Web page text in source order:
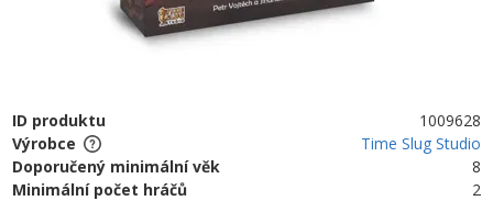
ID produktu
1009628
Výrobce
Time Slug Studio
Doporučený minimální věk
8
Minimální počet hráčů
2